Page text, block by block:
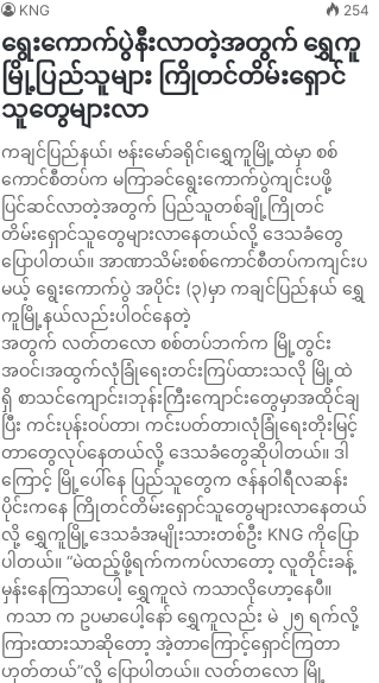
KNG 254
ရွေးကောက်ပွဲနီးလာတဲ့အတွက် ရွှေကူ
မြို့ပြည်သူများ ကြိုတင်တိမ်းရှောင်
သူတွေများလာ
ကချင်ပြည်နယ်၊ ဗန်းမော်ခရိုင်၊ရွှေကူမြို့ထဲမှာ စစ်
ကောင်စီတပ်က မကြာခင်ရွေးကောက်ပွဲကျင်းပဖို့
ပြင်ဆင်လာတဲ့အတွက် ပြည်သူတစ်ချို့ကြိုတင်
တိမ်းရှောင်သူတွေများလာနေတယ်လို့ ဒေသခံတွေ
ပြောပါတယ်။ အာဏာသိမ်းစစ်ကောင်စီတပ်ကကျင်းပ
မယ့် ရွေးကောက်ပွဲ အပိုင်း (၃)မှာ ကချင်ပြည်နယ် ရွှေ
ကူမြို့နယ်လည်းပါဝင်နေတဲ့
အတွက် လတ်တလော စစ်တပ်ဘက်က မြို့တွင်း
အဝင်၊အထွက်လုံခြုံရေးတင်းကြပ်ထားသလို မြို့ထဲ
ရှိ စာသင်ကျောင်း၊ဘုန်းကြီးကျောင်းတွေမှာအထိုင်ချ
ပြီး ကင်းပုန်းဝပ်တာ၊ ကင်းပတ်တာ၊လုံခြုံရေးတိုးမြင့်
တာတွေလုပ်နေတယ်လို့ ဒေသခံတွေဆိုပါတယ်။ ဒါ
ကြောင့် မြို့ပေါ်နေ ပြည်သူတွေက ဇန်နဝါရီလဆန်း
ပိုင်းကနေ ကြိုတင်တိမ်းရှောင်သူတွေများလာနေတယ်
လို့ ရွှေကူမြို့ဒေသခံအမျိုးသားတစ်ဦး KNG ကိုပြော
ပါတယ်။ “မဲထည့်ဖို့ရက်ကကပ်လာတော့ လူတိုင်းခန့်
မှန်းနေကြသာပေါ့ ရွှေကူလဲ ကသာလိုဟော့နေပီ။
ကသာ က ဥပမာပေါ့နော် ရွှေကူလည်း မဲ ၂၅ ရက်လို့
ကြားထားသာဆိုတော့ အဲ့တာကြောင့်ရှောင်ကြတာ
ဟုတ်တယ်”လို့ ပြောပါတယ်။ လတ်တလော မြို့